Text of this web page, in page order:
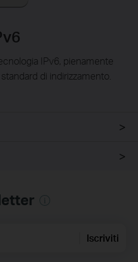
IPv6, pienamente
di indirizzamento.
Iscriviti